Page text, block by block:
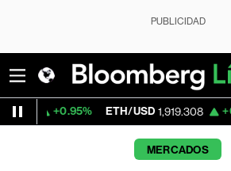
PUBLICIDAD
ETH/USD 1,919.308 +0.71% Visa
MERCADOS